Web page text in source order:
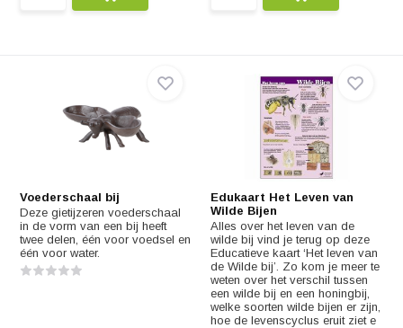
Voederschaal bij
Deze gietijzeren voederschaal
in de vorm van een bij heeft
twee delen, één voor voedsel en
één voor water.
Edukaart Het Leven van
Wilde Bijen
Alles over het leven van de
wilde bij vind je terug op deze
Educatieve kaart ‘Het leven van
de Wilde bij’. Zo kom je meer te
weten over het verschil tussen
een wilde bij en een honingbij,
welke soorten wilde bijen er zijn,
hoe de levenscyclus eruit ziet e